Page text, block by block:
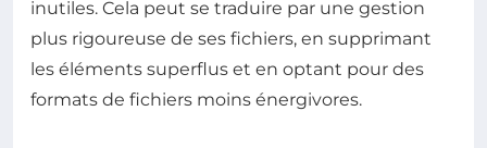
inutiles. Cela peut se traduire par une gestion
plus rigoureuse de ses fichiers, en supprimant
les éléments superflus et en optant pour des
formats de fichiers moins énergivores.